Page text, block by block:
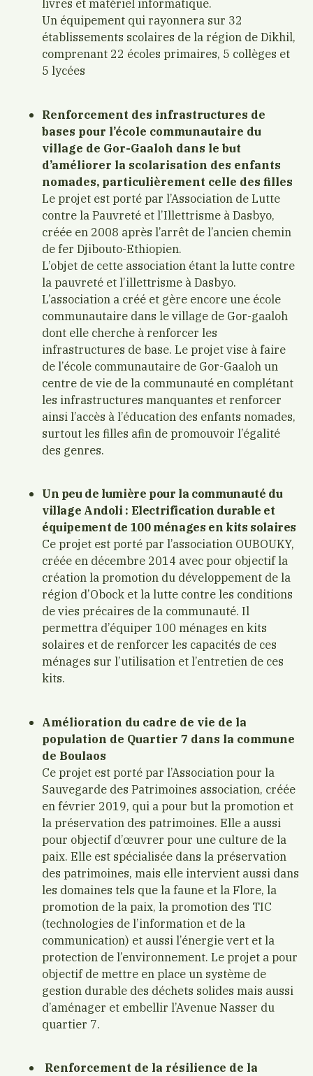
livres et matériel informatique.
Un équipement qui rayonnera sur 32
établissements scolaires de la région de Dikhil,
comprenant 22 écoles primaires, 5 collèges et
5 lycées
Renforcement des infrastructures de
bases pour l’école communautaire du
village de Gor-Gaaloh dans le but
d’améliorer la scolarisation des enfants
nomades, particulièrement celle des filles
Le projet est porté par l’Association de Lutte
contre la Pauvreté et l’Illettrisme à Dasbyo,
créée en 2008 après l’arrêt de l’ancien chemin
de fer Djibouto-Ethiopien.
L’objet de cette association étant la lutte contre
la pauvreté et l’illettrisme à Dasbyo.
L’association a créé et gère encore une école
communautaire dans le village de Gor-gaaloh
dont elle cherche à renforcer les
infrastructures de base. Le projet vise à faire
de l’école communautaire de Gor-Gaaloh un
centre de vie de la communauté en complétant
les infrastructures manquantes et renforcer
ainsi l’accès à l’éducation des enfants nomades,
surtout les filles afin de promouvoir l’égalité
des genres.
Un peu de lumière pour la communauté du
village Andoli : Electrification durable et
équipement de 100 ménages en kits solaires
Ce projet est porté par l’association OUBOUKY,
créée en décembre 2014 avec pour objectif la
création la promotion du développement de la
région d’Obock et la lutte contre les conditions
de vies précaires de la communauté. Il
permettra d’équiper 100 ménages en kits
solaires et de renforcer les capacités de ces
ménages sur l’utilisation et l’entretien de ces
kits.
Amélioration du cadre de vie de la
population de Quartier 7 dans la commune
de Boulaos
Ce projet est porté par l’Association pour la
Sauvegarde des Patrimoines association, créée
en février 2019, qui a pour but la promotion et
la préservation des patrimoines. Elle a aussi
pour objectif d’œuvrer pour une culture de la
paix. Elle est spécialisée dans la préservation
des patrimoines, mais elle intervient aussi dans
les domaines tels que la faune et la Flore, la
promotion de la paix, la promotion des TIC
(technologies de l’information et de la
communication) et aussi l’énergie vert et la
protection de l’environnement. Le projet a pour
objectif de mettre en place un système de
gestion durable des déchets solides mais aussi
d’aménager et embellir l’Avenue Nasser du
quartier 7.
Renforcement de la résilience de la